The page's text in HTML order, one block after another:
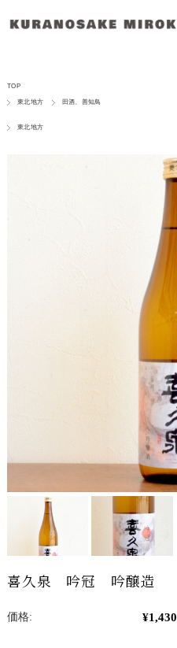
TOP
東北地方 田酒、善知鳥
東北地方
喜久泉 吟冠 吟醸造
価格: ¥1,430